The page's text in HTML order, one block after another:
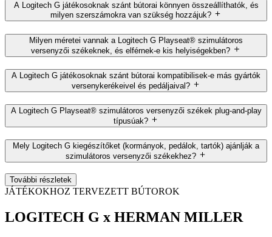
A Logitech G játékosoknak szánt bútorai könnyen összeállíthatók, és
milyen szerszámokra van szükség hozzájuk?
Milyen méretei vannak a Logitech G Playseat® szimulátoros
versenyzői székeknek, és elférnek-e kis helyiségekben?
A Logitech G játékosoknak szánt bútorai kompatibilisek-e más gyártók
versenykerékeivel és pedáljaival?
A Logitech G Playseat® szimulátoros versenyzői székek plug-and-play
típusúak?
Mely Logitech G kiegészítőket (kormányok, pedálok, tartók) ajánlják a
szimulátoros versenyzői székekhez?
További részletek
JÁTÉKOKHOZ TERVEZETT BÚTOROK
LOGITECH G x HERMAN MILLER